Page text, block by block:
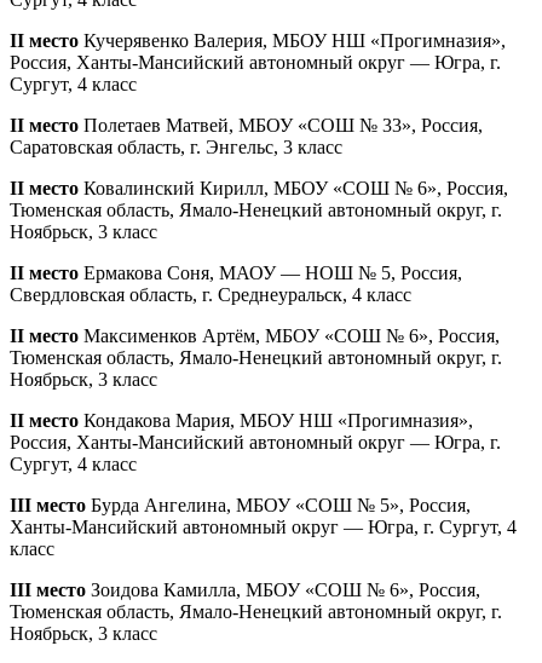
II место Кучерявенко Валерия, МБОУ НШ «Прогимназия»,
Россия, Ханты-Мансийский автономный округ — Югра, г.
Сургут, 4 класс
II место Полетаев Матвей, МБОУ «СОШ № 33», Россия,
Саратовская область, г. Энгельс, 3 класс
II место Ковалинский Кирилл, МБОУ «СОШ № 6», Россия,
Тюменская область, Ямало-Ненецкий автономный округ, г.
Ноябрьск, 3 класс
II место Ермакова Соня, МАОУ — НОШ № 5, Россия,
Свердловская область, г. Среднеуральск, 4 класс
II место Максименков Артём, МБОУ «СОШ № 6», Россия,
Тюменская область, Ямало-Ненецкий автономный округ, г.
Ноябрьск, 3 класс
II место Кондакова Мария, МБОУ НШ «Прогимназия»,
Россия, Ханты-Мансийский автономный округ — Югра, г.
Сургут, 4 класс
III место Бурда Ангелина, МБОУ «СОШ № 5», Россия,
Ханты-Мансийский автономный округ — Югра, г. Сургут, 4
класс
III место Зоидова Камилла, МБОУ «СОШ № 6», Россия,
Тюменская область, Ямало-Ненецкий автономный округ, г.
Ноябрьск, 3 класс